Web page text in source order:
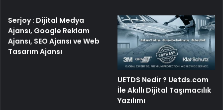
Serjoy : Dijital Medya
Ajansı, Google Reklam
Ajansı, SEO Ajansı ve Web
Tasarım Ajansı
UETDS Nedir ? Uetds.com
İle Akıllı Dijital Taşımacılık
Yazılımı